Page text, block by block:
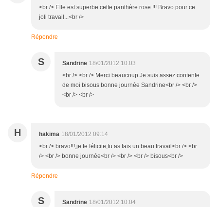
<br /> Elle est superbe cette panthère rose !!! Bravo pour ce
joli travail...<br />
Répondre
S Sandrine 18/01/2012 10:03
<br /> <br /> Merci beaucoup Je suis assez contente
de moi bisous bonne journée Sandrine<br /> <br />
<br /> <br />
H hakima 18/01/2012 09:14
<br /> bravo!!!,je te félicite,tu as fais un beau travail<br /> <br
/> <br /> bonne journée<br /> <br /> <br /> bisous<br />
Répondre
S Sandrine 18/01/2012 10:04